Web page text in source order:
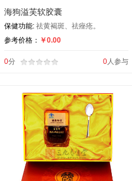
海狗溢芙软胶囊
保健功能: 祛黄褐斑、祛痤疮。
参考价格： ￥0.00
0人参与
0分